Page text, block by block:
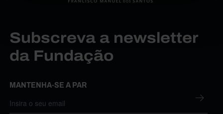
Subscreva a newsletter
da Fundação
MANTENHA-SE A PAR